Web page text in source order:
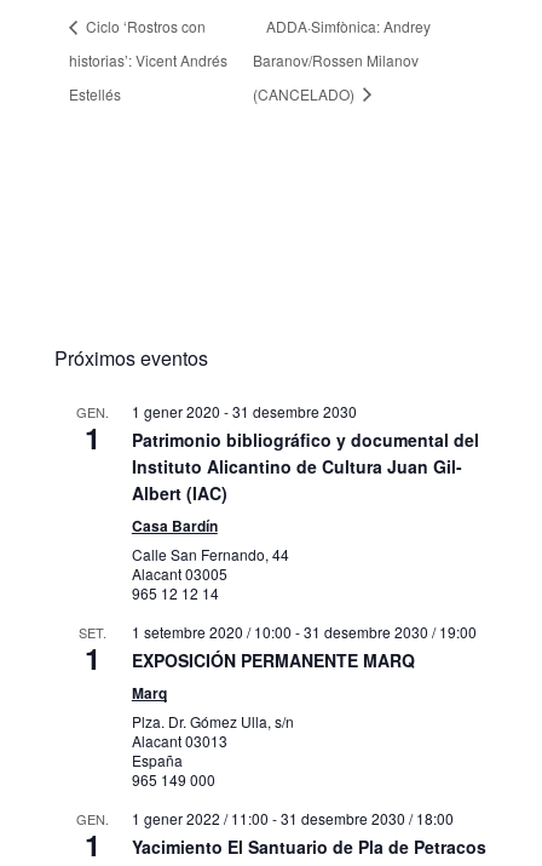
Ciclo ‘Rostros con
historias’: Vicent Andrés
Estellés
ADDA·Simfònica: Andrey
Baranov/Rossen Milanov
(CANCELADO)
Próximos eventos
GEN.
1
1 gener 2020 -31 desembre 2030
Patrimonio bibliográfico y documental del
Instituto Alicantino de Cultura Juan Gil-
Albert (IAC)
Casa Bardín
Calle San Fernando, 44
Alacant03005
965 12 12 14
SET.
1
1 setembre 2020 / 10:00 -31 desembre 2030 / 19:00
EXPOSICIÓN PERMANENTE MARQ
Marq
Plza. Dr. Gómez Ulla, s/n
Alacant03013
España
965 149 000
GEN.
1
1 gener 2022 / 11:00 -31 desembre 2030 / 18:00
Yacimiento El Santuario de Pla de Petracos